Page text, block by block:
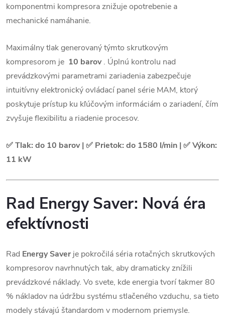
komponentmi kompresora znižuje opotrebenie a
mechanické namáhanie.
Maximálny tlak generovaný týmto skrutkovým
kompresorom je 10 barov. Úplnú kontrolu nad
prevádzkovými parametrami zariadenia zabezpečuje
intuitívny elektronický ovládací panel série MAM, ktorý
poskytuje prístup ku kľúčovým informáciám o zariadení, čím
zvyšuje flexibilitu a riadenie procesov.
✅ Tlak: do 10 barov | ✅ Prietok: do 1580 l/min | ✅ Výkon:
11 kW
Rad Energy Saver: Nová éra
efektívnosti
Rad Energy Saver je pokročilá séria rotačných skrutkových
kompresorov navrhnutých tak, aby dramaticky znížili
prevádzkové náklady. Vo svete, kde energia tvorí takmer 80
% nákladov na údržbu systému stlačeného vzduchu, sa tieto
modely stávajú štandardom v modernom priemysle.